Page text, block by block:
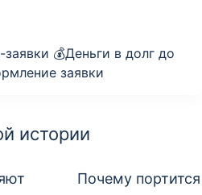
💰Деньги в долг до
заявки
истории
Почему